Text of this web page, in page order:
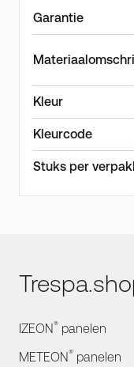
Garantie
Kleur
Kleurcode
Stuks per
IZEON® panelen
METEON® panelen